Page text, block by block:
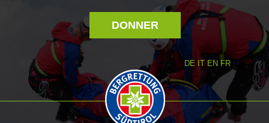
DONNER
DE IT EN FR